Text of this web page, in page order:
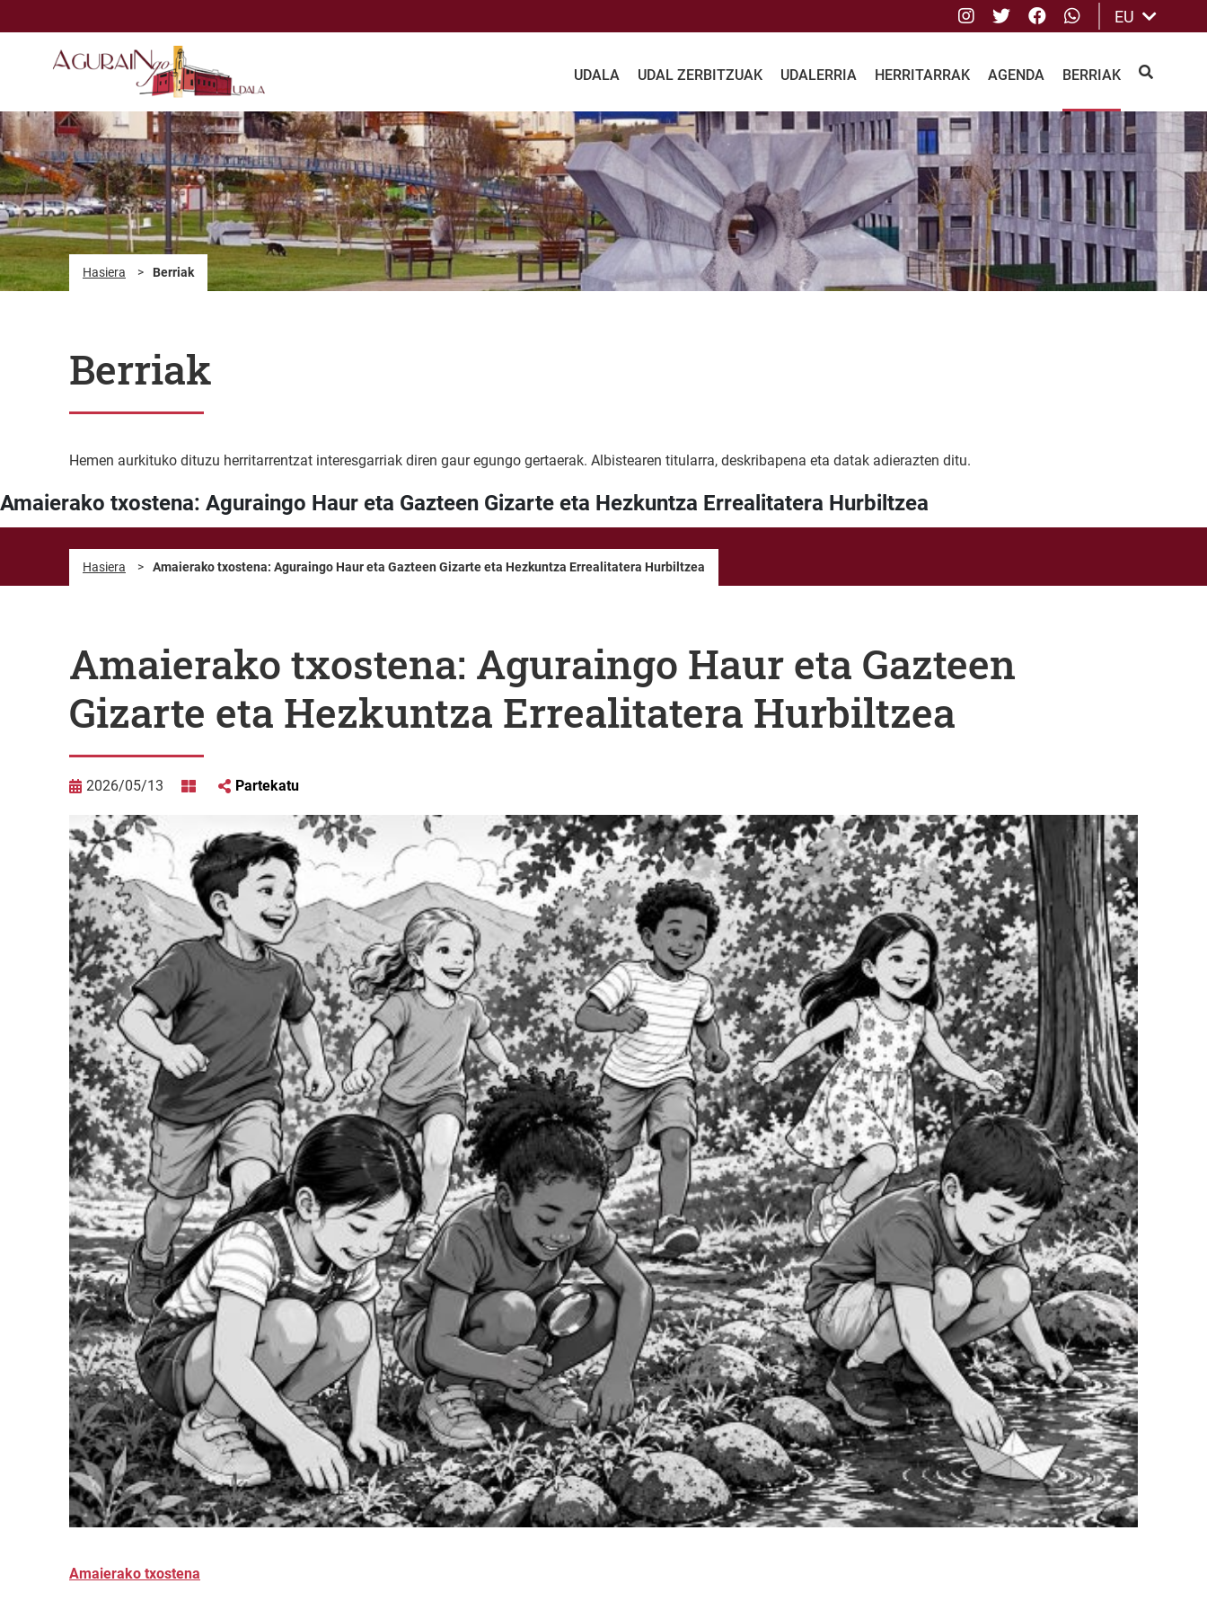
Instagram
TwitterFacebook
whatsApp
EU
UDALA UDAL ZERBITZUAK UDALERRIA HERRITARRAK AGENDA BERRIAK BILATU
Hasiera > Berriak
Berriak
Hemen aurkituko dituzu herritarrentzat interesgarriak diren gaur egungo gertaerak. Albistearen titularra, deskribapena eta datak adierazten ditu.
Amaierako txostena: Aguraingo Haur eta Gazteen Gizarte eta Hezkuntza Errealitatera Hurbiltzea
Hasiera > Amaierako txostena: Aguraingo Haur eta Gazteen Gizarte eta Hezkuntza Errealitatera Hurbiltzea
Amaierako txostena: Aguraingo Haur eta Gazteen
Gizarte eta Hezkuntza Errealitatera Hurbiltzea
2026/05/13 Partekatu
Amaierako txostena